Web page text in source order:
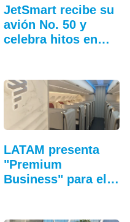
JetSmart recibe su
avión No. 50 y
celebra hitos en
LATAM presenta
"Premium
Business" para el